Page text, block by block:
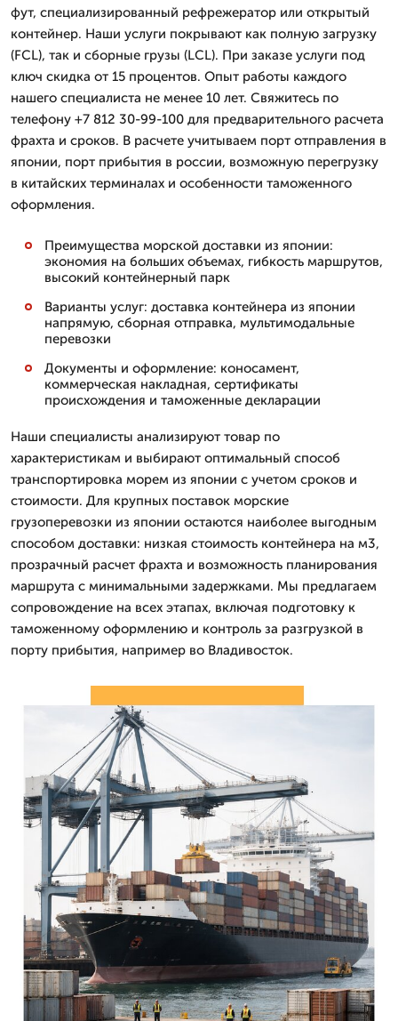
фут, специализированный рефрежератор или открытый
контейнер. Наши услуги покрывают как полную загрузку
(FCL), так и сборные грузы (LCL). При заказе услуги под
ключ скидка от 15 процентов. Опыт работы каждого
нашего специалиста не менее 10 лет. Свяжитесь по
телефону +7 812 30-99-100 для предварительного расчета
фрахта и сроков. В расчете учитываем порт отправления в
японии, порт прибытия в россии, возможную перегрузку
в китайских терминалах и особенности таможенного
оформления.
Преимущества морской доставки из японии:
экономия на больших объемах, гибкость маршрутов,
высокий контейнерный парк
Варианты услуг: доставка контейнера из японии
напрямую, сборная отправка, мультимодальные
перевозки
Документы и оформление: коносамент,
коммерческая накладная, сертификаты
происхождения и таможенные декларации
Наши специалисты анализируют товар по
характеристикам и выбирают оптимальный способ
транспортировка морем из японии с учетом сроков и
стоимости. Для крупных поставок морские
грузоперевозки из японии остаются наиболее выгодным
способом доставки: низкая стоимость контейнера на м3,
прозрачный расчет фрахта и возможность планирования
маршрута с минимальными задержками. Мы предлагаем
сопровождение на всех этапах, включая подготовку к
таможенному оформлению и контроль за разгрузкой в
порту прибытия, например во Владивосток.